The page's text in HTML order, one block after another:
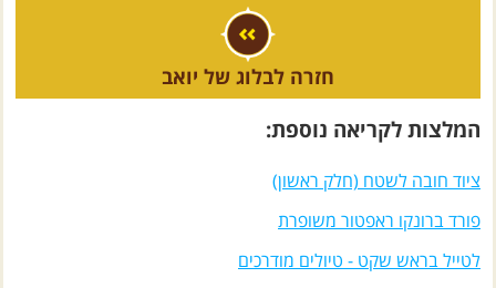
חזרה לבלוג של יואב
המלצות לקריאה נוספת:
ציוד חובה לשטח (חלק ראשון)
פורד ברונקו ראפטור משופרת
לטייל בראש שקט - טיולים מודרכים